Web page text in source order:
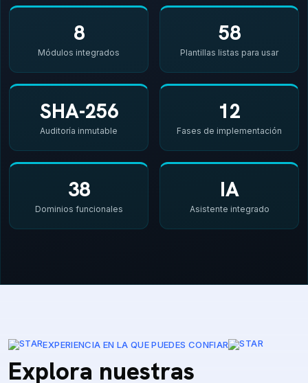
8
Módulos integrados
58
Plantillas listas para usar
SHA-256
Auditoría inmutable
12
Fases de implementación
38
Dominios funcionales
IA
Asistente integrado
EXPERIENCIA EN LA QUE PUEDES CONFIAR
Explora nuestras